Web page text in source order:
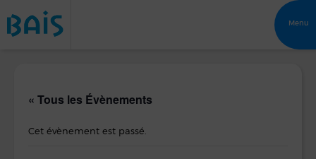
Menu
« Tous les Évènements
Cet évènement est passé.